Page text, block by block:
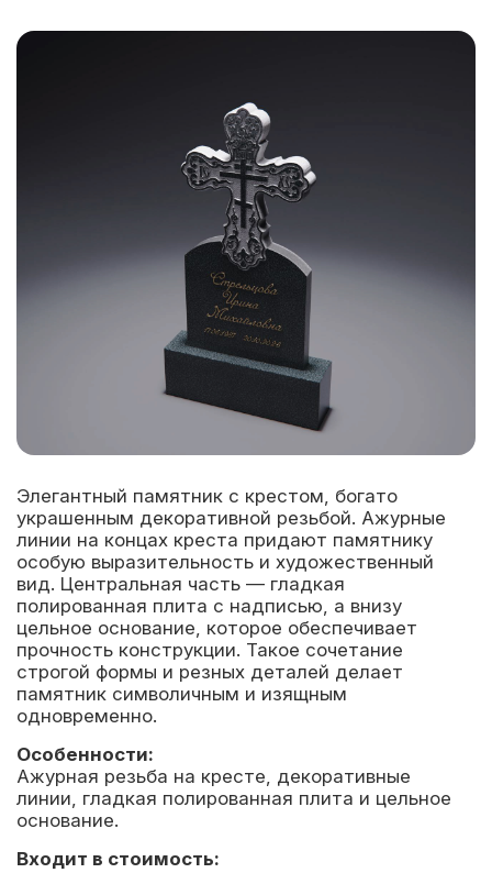
Элегантный памятник с крестом, богато
украшенным декоративной резьбой. Ажурные
линии на концах креста придают памятнику
особую выразительность и художественный
вид. Центральная часть — гладкая
полированная плита с надписью, а внизу
цельное основание, которое обеспечивает
прочность конструкции. Такое сочетание
строгой формы и резных деталей делает
памятник символичным и изящным
одновременно.
Особенности:
Ажурная резьба на кресте, декоративные
линии, гладкая полированная плита и цельное
основание.
Входит в стоимость: